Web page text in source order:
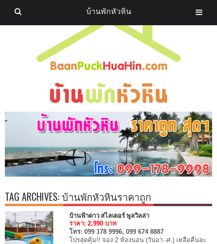
TAG ARCHIVES:บ้านพักหัวหินราคาถูก
บ้านฟ้าดาว สไลเดอร์ พูลวิลล่า
ราคา: 2,990บาท
โทร: 099 178 9996, 099 674 8887
โปรสุดคุ้ม!! จอง 2 ห้องนอน (วันอา.-ศ.) เหลือคืนละ
บ้านพักหัวหิน